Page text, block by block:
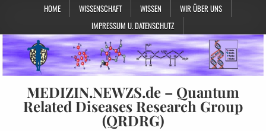
HOME WISSENSCHAFT WISSEN
WIR ÜBER UNS
IMPRESSUM U. DATENSCHUTZ
MEDIZIN.NEWZS.de – Quantum
Related Diseases Research Group
(QRDRG)